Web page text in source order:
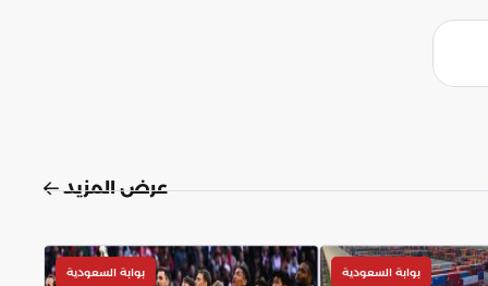
عرض المزيد
بوابة السعودية بوابة السعودية